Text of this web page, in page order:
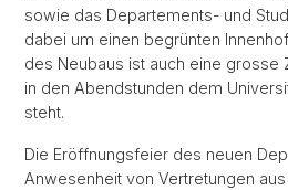
sowie das Departements- und
dabei um einen begrünten
des Neubaus ist auch eine grosse
in den Abendstunden dem
steht.
Die Eröffnungsfeier des neuen
Anwesenheit von Vertretungen